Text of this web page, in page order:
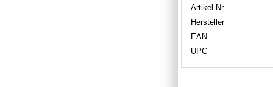
Artikel-Nr.
Hersteller
EAN
UPC